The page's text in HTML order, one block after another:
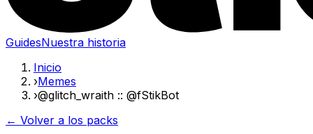
GuidesNuestra historia
Inicio
›Memes
›@glitch_wraith :: @fStikBot
← Volver a los packs